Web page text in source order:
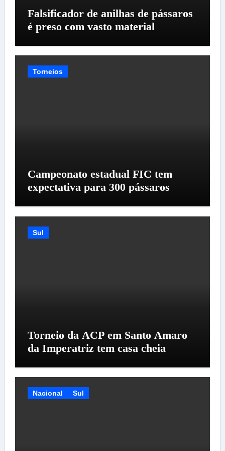
Falsificador de anilhas de pássaros
é preso com vasto material
Torneios
Campeonato estadual FIC tem
expectativa para 300 pássaros
Sul
Torneio da ACP em Santo Amaro
da Imperatriz tem casa cheia
Nacional Sul